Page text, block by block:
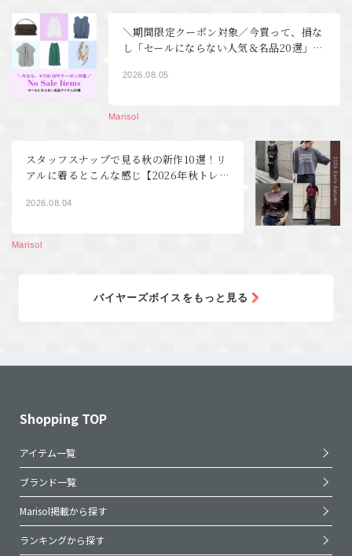
＼期間限定クーポン対象／今買って、損な
し「セールにならない人気＆名品20選」
2026.08.05
Marisol
スタッフスナップで見る秋の新作10選！リ
アルに着るとこんな感じ【2026年秋トレ
2026.08.04
Marisol
バイヤーズボイスをもっと見る
Shopping TOP
アイテム一覧
ブランド一覧
Marisol掲載から探す
ランキングから探す